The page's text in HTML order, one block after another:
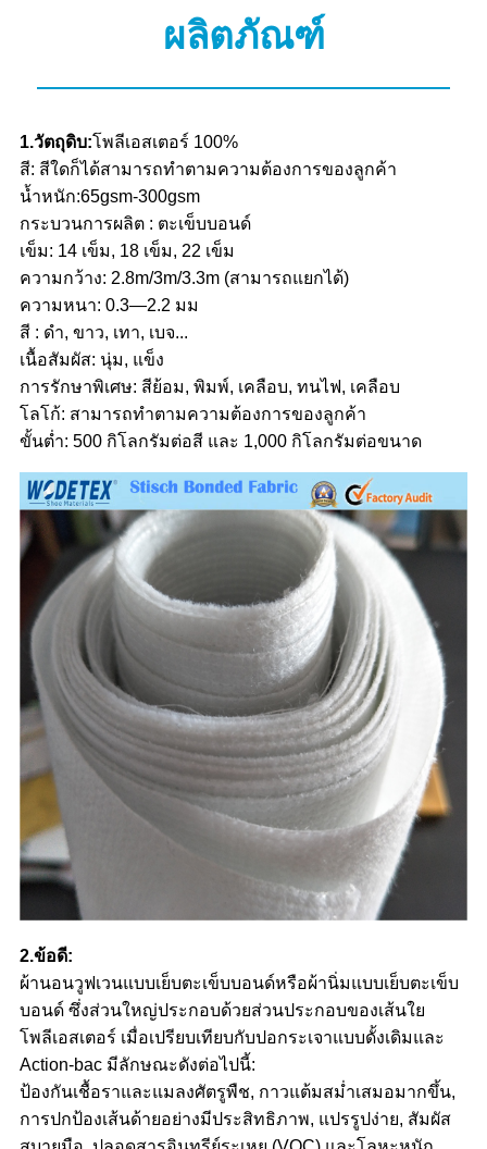
ผลิตภัณฑ์
1.วัตถุดิบ:โพลีเอสเตอร์ 100%
สี: สีใดก็ได้สามารถทำตามความต้องการของลูกค้า
น้ำหนัก:65gsm-300gsm
กระบวนการผลิต : ตะเข็บบอนด์
เข็ม: 14 เข็ม, 18 เข็ม, 22 เข็ม
ความกว้าง: 2.8m/3m/3.3m (สามารถแยกได้)
ความหนา: 0.3—2.2 มม
สี : ดำ, ขาว, เทา, เบจ...
เนื้อสัมผัส: นุ่ม, แข็ง
การรักษาพิเศษ: สีย้อม, พิมพ์, เคลือบ, ทนไฟ, เคลือบ
โลโก้: สามารถทำตามความต้องการของลูกค้า
ขั้นต่ำ: 500 กิโลกรัมต่อสี และ 1,000 กิโลกรัมต่อขนาด
2.ข้อดี:
ผ้านอนวูฟเวนแบบเย็บตะเข็บบอนด์หรือผ้านิ่มแบบเย็บตะเข็บ
บอนด์ ซึ่งส่วนใหญ่ประกอบด้วยส่วนประกอบของเส้นใย
โพลีเอสเตอร์ เมื่อเปรียบเทียบกับปอกระเจาแบบดั้งเดิมและ
Action-bac มีลักษณะดังต่อไปนี้:
ป้องกันเชื้อราและแมลงศัตรูพืช, กาวแต้มสม่ำเสมอมากขึ้น,
การปกป้องเส้นด้ายอย่างมีประสิทธิภาพ, แปรรูปง่าย, สัมผัส